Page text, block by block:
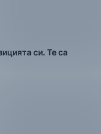
си. Те са